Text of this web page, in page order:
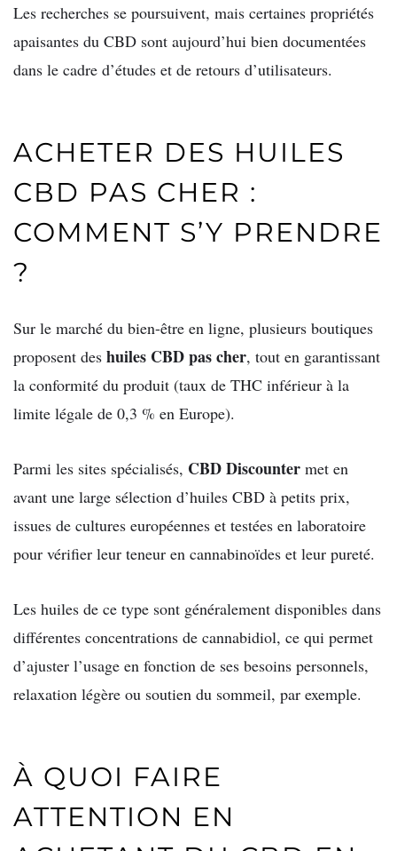
Les recherches se poursuivent, mais certaines propriétés
apaisantes du CBD sont aujourd’hui bien documentées
dans le cadre d’études et de retours d’utilisateurs.
ACHETER DES HUILES
CBD PAS CHER :
COMMENT S’Y PRENDRE
?
Sur le marché du bien-être en ligne, plusieurs boutiques
proposent des huiles CBD pas cher, tout en garantissant
la conformité du produit (taux de THC inférieur à la
limite légale de 0,3 % en Europe).
Parmi les sites spécialisés, CBD Discounter met en
avant une large sélection d’huiles CBD à petits prix,
issues de cultures européennes et testées en laboratoire
pour vérifier leur teneur en cannabinoïdes et leur pureté.
Les huiles de ce type sont généralement disponibles dans
différentes concentrations de cannabidiol, ce qui permet
d’ajuster l’usage en fonction de ses besoins personnels,
relaxation légère ou soutien du sommeil, par exemple.
À QUOI FAIRE
ATTENTION EN